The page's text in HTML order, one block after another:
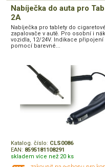
Nabíječka do auta pro
2A
Nabíječka pro tablety do
zapalovače v autě. Pro osobní i
vozidla, 12/24V. Indikace připojení
pomocí barevné...
Katalog. číslo: CLS0086
EAN: 8595181108291
skladem více než 20 ks